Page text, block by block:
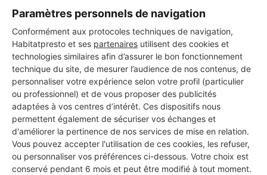
Paramètres personnels de navigation
Conformément aux protocoles techniques de navigation,
Habitatpresto et ses partenaires utilisent des cookies et
technologies similaires afin d’assurer le bon fonctionnement
technique du site, de mesurer l’audience de nos contenus, de
personnaliser votre expérience selon votre profil (particulier
ou professionnel) et de vous proposer des publicités
adaptées à vos centres d’intérêt. Ces dispositifs nous
permettent également de sécuriser vos échanges et
d'améliorer la pertinence de nos services de mise en relation.
Vous pouvez accepter l'utilisation de ces cookies, les refuser,
ou personnaliser vos préférences ci-dessous. Votre choix est
conservé pendant 6 mois et peut être modifié à tout moment.
Les 2 autres Installateurs
d'alarmes pour vos travaux à
Autrèche
MC Plomberie Monthodon (EIRL)
Autrèche